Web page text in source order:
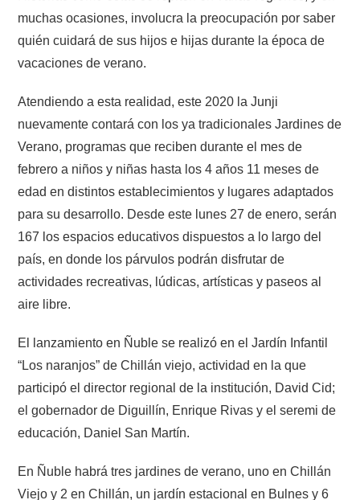
muchas ocasiones, involucra la preocupación por saber
quién cuidará de sus hijos e hijas durante la época de
vacaciones de verano.
Atendiendo a esta realidad, este 2020 la Junji
nuevamente contará con los ya tradicionales Jardines de
Verano, programas que reciben durante el mes de
febrero a niños y niñas hasta los 4 años 11 meses de
edad en distintos establecimientos y lugares adaptados
para su desarrollo. Desde este lunes 27 de enero, serán
167 los espacios educativos dispuestos a lo largo del
país, en donde los párvulos podrán disfrutar de
actividades recreativas, lúdicas, artísticas y paseos al
aire libre.
El lanzamiento en Ñuble se realizó en el Jardín Infantil
“Los naranjos” de Chillán viejo, actividad en la que
participó el director regional de la institución, David Cid;
el gobernador de Diguillín, Enrique Rivas y el seremi de
educación, Daniel San Martín.
En Ñuble habrá tres jardines de verano, uno en Chillán
Viejo y 2 en Chillán, un jardín estacional en Bulnes y 6